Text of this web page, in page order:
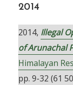
2014
2014, Illegal
of Arunachal
Himalayan
pp. 9-32 (61